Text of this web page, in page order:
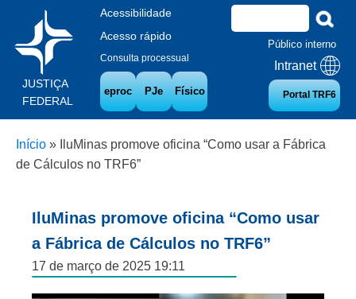
JUSTIÇA
FEDERAL
Acessibilidade
Acesso rápido
Consulta processual
eproc PJe Físico
Público interno
Intranet
Portal TRF6
Início »
IluMinas promove oficina “Como usar a Fábrica
de Cálculos no TRF6”
IluMinas promove oficina “Como usar
a Fábrica de Cálculos no TRF6”
17 de março de 2025 19:11